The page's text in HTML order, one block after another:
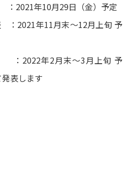
年10月29日（金）予定
：2021年11月末～12月上旬 予
2022年2月末～3月上旬 予
表します